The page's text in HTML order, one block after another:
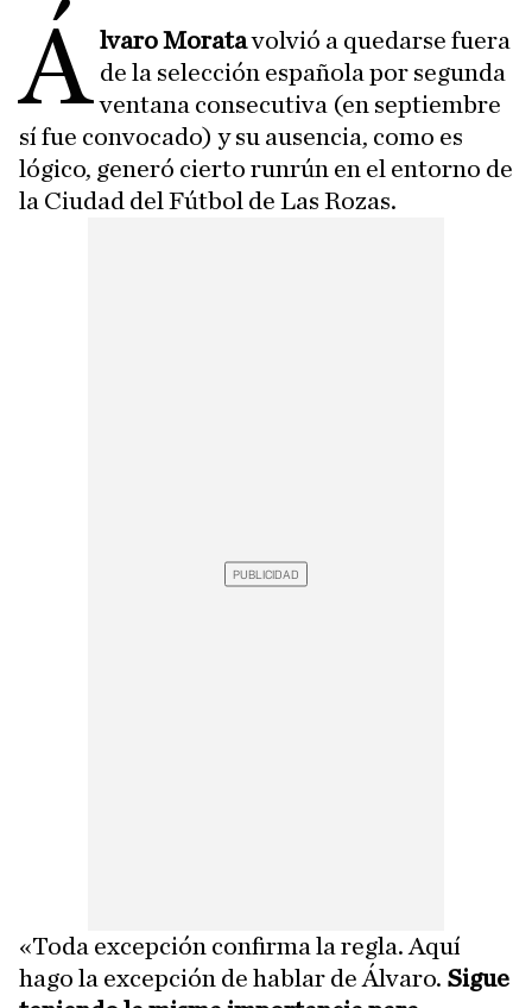
Á lvaro Moratavolvió a quedarse fuera
de la selección española por segunda
ventana consecutiva (en septiembre
sí fue convocado) y su ausencia, como es
lógico, generó cierto runrún en el entorno de
la Ciudad del Fútbol de Las Rozas.
«Toda excepción confirma la regla. Aquí
hago la excepción de hablar de Álvaro. Sigue